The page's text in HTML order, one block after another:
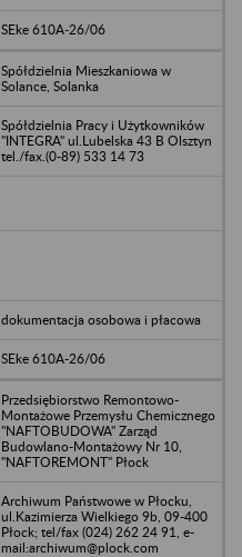
SEke 610A-26/06
Spółdzielnia Mieszkaniowa w
Solance, Solanka
Spółdzielnia Pracy i Użytkowników
"INTEGRA" ul.Lubelska 43 B Olsztyn
tel./fax.(0-89) 533 14 73
dokumentacja osobowa i płacowa
SEke 610A-26/06
Przedsiębiorstwo Remontowo-
Montażowe Przemysłu Chemicznego
"NAFTOBUDOWA" Zarząd
Budowlano-Montażowy Nr 10,
"NAFTOREMONT" Płock
Archiwum Państwowe w Płocku,
ul.Kazimierza Wielkiego 9b, 09-400
Płock; tel/fax (024) 262 24 91, e-
mail:archiwum@plock.com